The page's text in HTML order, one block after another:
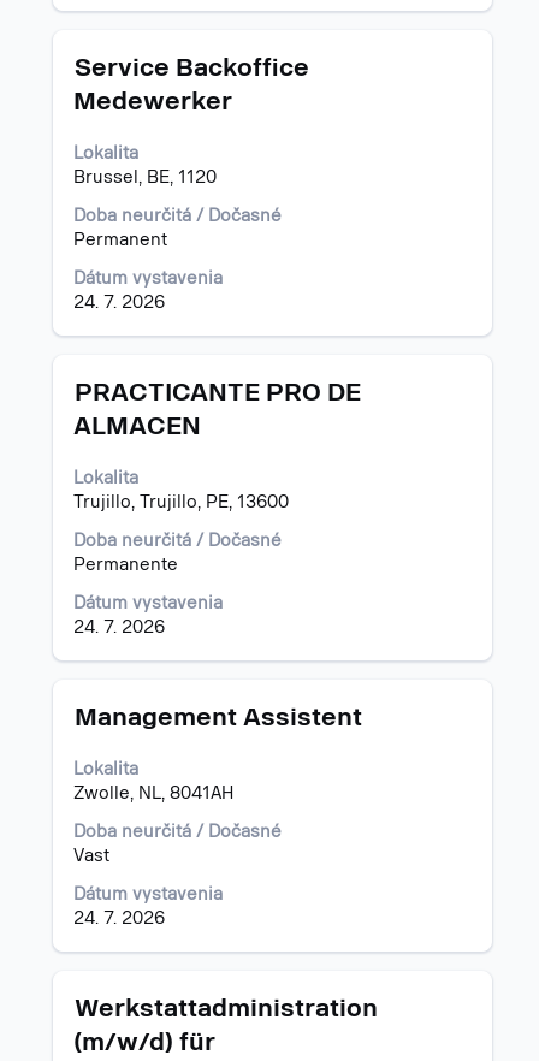
Názov
Service Backoffice
Medewerker
Lokalita
Brussel, BE, 1120
Doba neurčitá / Dočasné
Permanent
Dátum vystavenia
24. 7. 2026
Stlačte
na
celého
obsahu
informácií
o
pozícii.
Názov
PRACTICANTE PRO DE
ALMACEN
Lokalita
Trujillo, Trujillo, PE, 13600
Doba neurčitá / Dočasné
Permanente
Dátum vystavenia
24. 7. 2026
Stlačte
na
celého
obsahu
informácií
o
pozícii.
Názov
Management Assistent
Lokalita
Zwolle, NL, 8041AH
Doba neurčitá / Dočasné
Vast
Dátum vystavenia
24. 7. 2026
Stlačte
medzerník
na
zobrazenie
obsahu
informácií
pracovnej
pozícii.
Názov
Werkstattadministration
(m/w/d) für
Stlačte
na